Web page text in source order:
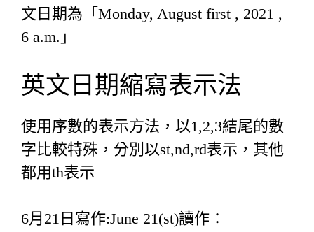
文日期為「Monday, August first , 2021 ,
6 a.m.」
英文日期縮寫表示法
使用序數的表示方法，以1,2,3結尾的數
字比較特殊，分別以st,nd,rd表示，其他
都用th表示
6月21日寫作:June 21(st)讀作：